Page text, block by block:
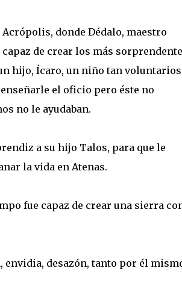
donde Dédalo, maestro
de crear los más
hijo, Ícaro, un niño tan
el oficio pero éste no
no le ayudaban.
a su hijo Talos, para que le
la vida en Atenas.
fue capaz de crear una sierra
desazón, tanto por él